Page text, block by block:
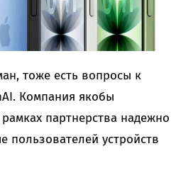
тоже есть вопросы к
Компания якобы
партнерства надежно
устройств